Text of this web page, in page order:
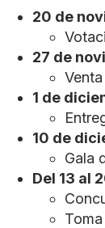
20 de
27 de
1 de
10 de
Gala
Del 13 al